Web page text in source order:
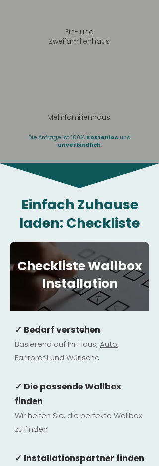
Ein- und
Zweifamilienhaus
Mehrfamilienhaus
Die Anfrage ist 100% Kostenlos und
unverbindlich.
Einfach Zuhause
laden: Checkliste
Checkliste Wallbox
Installation
✓ Bedarf verstehen
Basierend auf Ihr Haus, Auto,
Fahrprofil und Wünsche
✓ Die passende Wallbox
finden
Wir helfen Sie, die perfekte Wallbox
zu finden
✓ Installationspartner finden